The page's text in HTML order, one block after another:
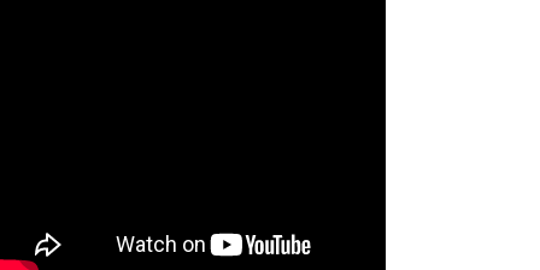
ANDROID